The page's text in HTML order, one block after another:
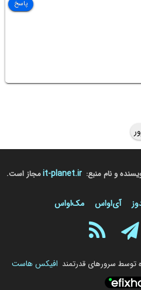
پاسخ
و نام منبع: it-planet.irمجاز است.
آی‌او‌اس مک‌او‌اس
توسط سرورهای قدرتمند افیکس هاست